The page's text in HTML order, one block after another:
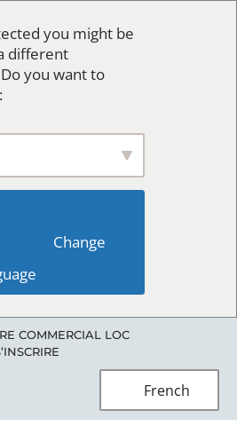
you might be
different
you want to
COMMERCIAL LOC
French